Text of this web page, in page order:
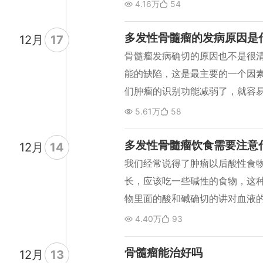
多发性骨折，低热，关节疼痛等
4.16万 54
多发性骨髓瘤的发病原因是
骨髓瘤发病确切的原因也不是很
能的缺陷，这是最主要的一个因
们肿瘤的识别功能减弱了，就容
我们随着年龄的越来越增加，老
识别异常的淋巴瘤细胞或者是骨
些；第二个就是病毒感染，我们
感染和多发性骨髓瘤发生有一定
因素、射线、毒素等等都有可能
有长期吃一些对人有损伤的药物
生恶变，导致骨髓瘤发生概率增
5.61万 58
12月 17
多发性骨髓瘤饮食需要注意
我们经常说得了肿瘤以后酸性食
长，应该吃一些碱性的食物，这
物里面的酸和碱确切的讲对血液
骨髓瘤不一样，我们说骨髓瘤它
免疫球蛋白，免疫球蛋白是碱性
碱中和，导致了免疫球蛋白的沉
4.40万 93
12月 14
骨髓瘤能治好吗
12月 13